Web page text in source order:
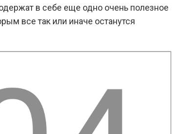
в себе еще одно очень полезное
все так или иначе останутся